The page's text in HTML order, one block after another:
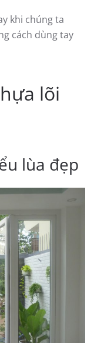
khi chúng ta
cách dùng tay
lõi
lùa đẹp